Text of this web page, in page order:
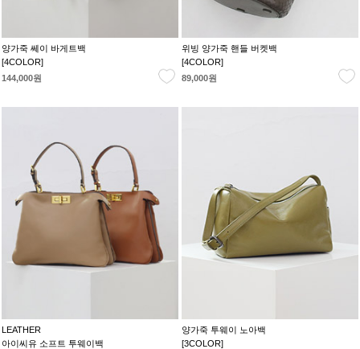
양가죽 쎄이 바게트백
[4COLOR]
144,000원
위빙 양가죽 핸들 버켓백
[4COLOR]
89,000원
LEATHER
아이씨유 소프트 투웨이백
양가죽 투웨이 노아백
[3COLOR]